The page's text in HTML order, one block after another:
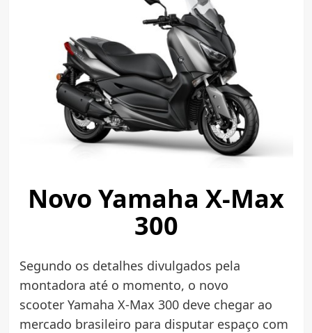
Novo Yamaha X-Max
300
Segundo os detalhes divulgados pela
montadora até o momento, o novo
scooter Yamaha X-Max 300 deve chegar ao
mercado brasileiro para disputar espaço com